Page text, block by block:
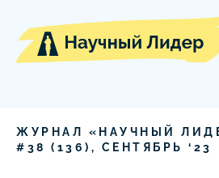
ЖУРНАЛ «НАУЧНЫЙ
# 38 ( 136 ), СЕНТЯБРЬ ‘ 23